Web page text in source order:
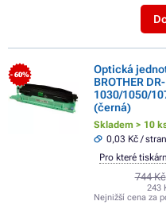
- 60%
Optická
BROTHER
1030/1050/
(černá)
Skladem > 10
0,03 Kč /
744 Kč
243
Nejnižší cena za
Pro které